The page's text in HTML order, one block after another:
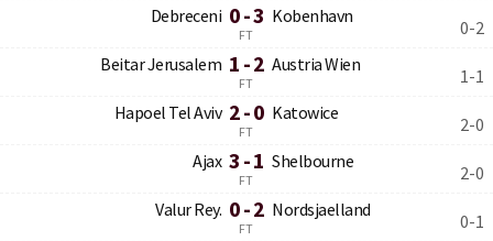
0-2
Debreceni 0 - 3 Kobenhavn
FT
1-1
Beitar Jerusalem 1 - 2 Austria Wien
FT
2-0
Hapoel Tel Aviv 2 - 0 Katowice
FT
2-0
Ajax 3 - 1 Shelbourne
FT
0-1
Valur Rey. 0 - 2 Nordsjaelland
FT